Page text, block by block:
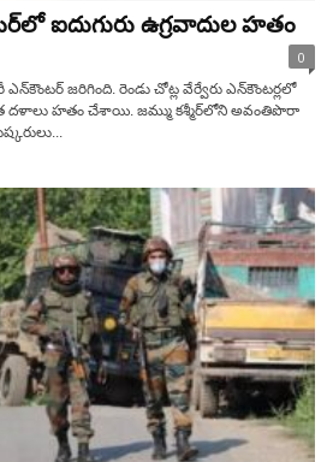
ఐదుగురు ఉగ్ర‌వాదుల హ‌తం
0
జరిగింది. రెండు చోట్ల వేర్వేరు ఎన్‌కౌంటర్లలో
ద‌ళాలు హ‌తం చేశాయి. జమ్ము కశ్మీర్‎లోని అవంతిపొరా